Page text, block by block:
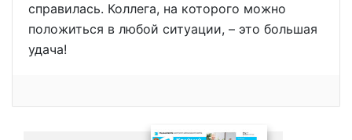
справилась. Коллега, на которого можно
положиться в любой ситуации, – это большая
удача!